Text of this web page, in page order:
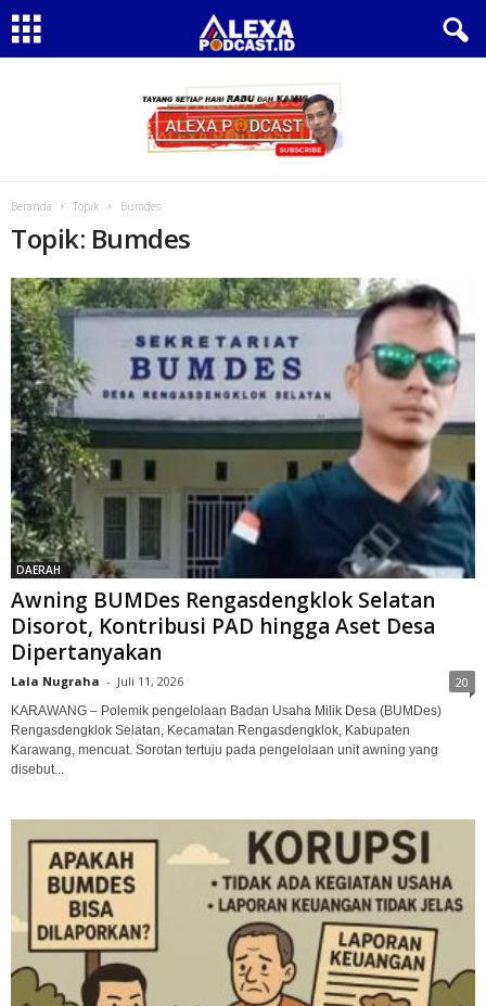
Beranda Topik Bumdes
Topik: Bumdes
DAERAH
Awning BUMDes Rengasdengklok Selatan
Disorot, Kontribusi PAD hingga Aset Desa
Dipertanyakan
Lala Nugraha - Juli 11, 2026 20
KARAWANG – Polemik pengelolaan Badan Usaha Milik Desa (BUMDes)
Rengasdengklok Selatan, Kecamatan Rengasdengklok, Kabupaten
Karawang, mencuat. Sorotan tertuju pada pengelolaan unit awning yang
disebut...